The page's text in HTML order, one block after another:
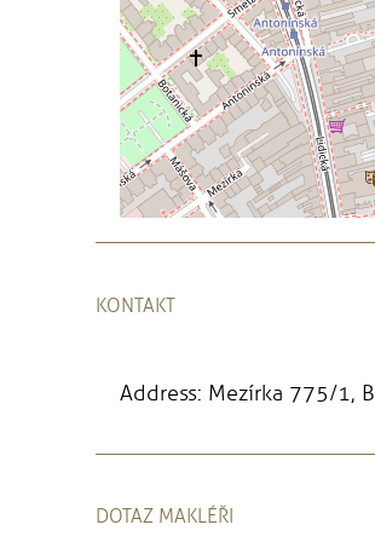
KONTAKT
Address: Mezírka 775/1,
DOTAZ MAKLÉŘI